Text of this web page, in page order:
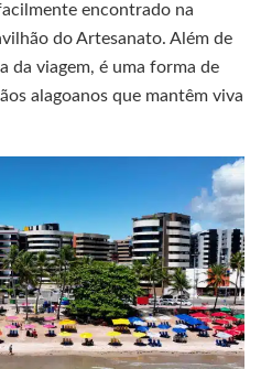
encontrado na
do Artesanato. Além de
da viagem, é uma forma de
alagoanos que mantêm viva